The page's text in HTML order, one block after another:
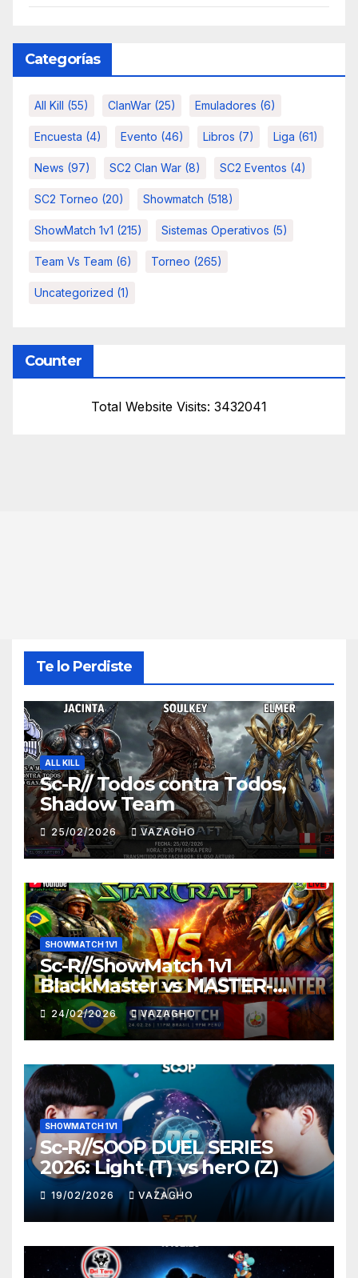
Categorías
All Kill (55) ClanWar (25) Emuladores (6)
Encuesta (4) Evento (46) Libros (7) Liga (61)
News (97) SC2 Clan War (8) SC2 Eventos (4)
SC2 Torneo (20) Showmatch (518)
ShowMatch 1v1 (215) Sistemas Operativos (5)
Team Vs Team (6) Torneo (265)
Uncategorized (1)
Counter
Total Website Visits: 3432041
Te lo Perdiste
ALL KILL
Sc-R// Todos contra Todos,
Shadow Team
25/02/2026 VAZAGHO
SHOWMATCH 1V1
Sc-R//ShowMatch 1v1
BlackMaster vs MASTER-
HUNTER
24/02/2026 VAZAGHO
SHOWMATCH 1V1
Sc-R//SOOP DUEL SERIES
2026: Light (T) vs herO (Z)
19/02/2026 VAZAGHO